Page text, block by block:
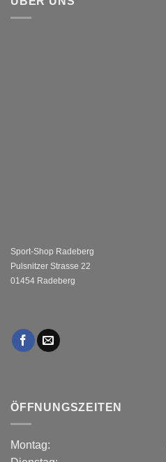
Sport-Shop Radeberg
Pulsnitzer Strasse 22
01454 Radeberg
ÖFFNUNGSZEITEN
Montag: